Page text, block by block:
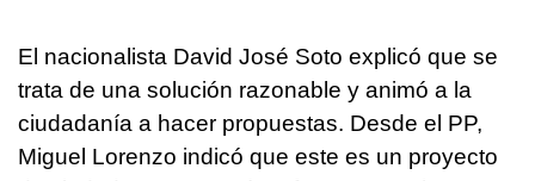
El nacionalista David José Soto explicó que se
trata de una solución razonable y animó a la
ciudadanía a hacer propuestas. Desde el PP,
Miguel Lorenzo indicó que este es un proyecto